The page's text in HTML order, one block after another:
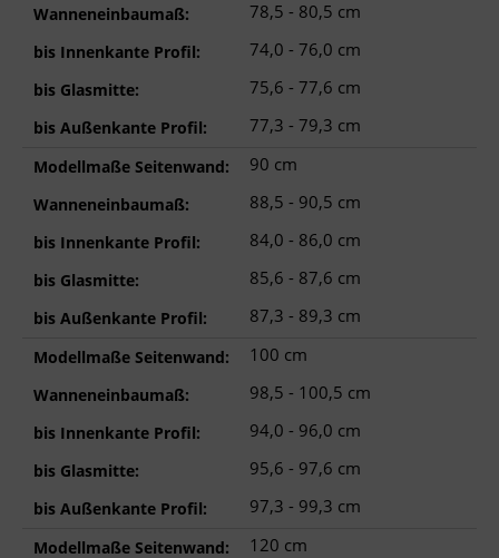
Wanneneinbaumaß: 78,5 - 80,5 cm
bis Innenkante Profil: 74,0 - 76,0 cm
bis Glasmitte: 75,6 - 77,6 cm
bis Außenkante Profil: 77,3 - 79,3 cm
Modellmaße Seitenwand: 90 cm
Wanneneinbaumaß: 88,5 - 90,5 cm
bis Innenkante Profil: 84,0 - 86,0 cm
bis Glasmitte: 85,6 - 87,6 cm
bis Außenkante Profil: 87,3 - 89,3 cm
Modellmaße Seitenwand: 100 cm
Wanneneinbaumaß: 98,5 - 100,5 cm
bis Innenkante Profil: 94,0 - 96,0 cm
bis Glasmitte: 95,6 - 97,6 cm
bis Außenkante Profil: 97,3 - 99,3 cm
Modellmaße Seitenwand: 120 cm